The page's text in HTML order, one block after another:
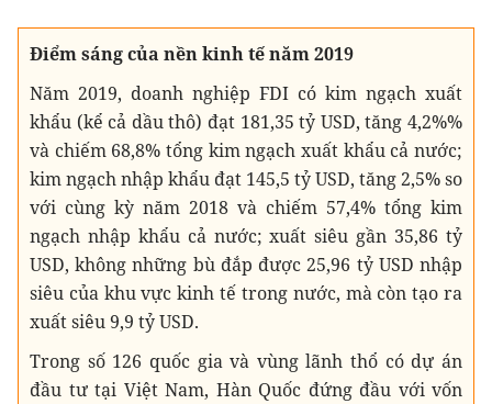
Điểm sáng của nền kinh tế năm 2019
Năm 2019, doanh nghiệp FDI có kim ngạch xuất
khẩu (kể cả dầu thô) đạt 181,35 tỷ USD, tăng 4,2%%
và chiếm 68,8% tổng kim ngạch xuất khẩu cả nước;
kim ngạch nhập khẩu đạt 145,5 tỷ USD, tăng 2,5% so
với cùng kỳ năm 2018 và chiếm 57,4% tổng kim
ngạch nhập khẩu cả nước; xuất siêu gần 35,86 tỷ
USD, không những bù đắp được 25,96 tỷ USD nhập
siêu của khu vực kinh tế trong nước, mà còn tạo ra
xuất siêu 9,9 tỷ USD.
Trong số 126 quốc gia và vùng lãnh thổ có dự án
đầu tư tại Việt Nam, Hàn Quốc đứng đầu với vốn